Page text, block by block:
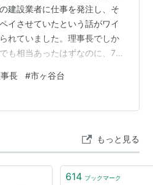
建設業者に仕事を発注し、そ
イさせていたという話がワイ
れていました。理事長でしか
も相当あったはずなのに、78
。清く正しく美しくでなく、
る小生からすると、あきれて
にはそういう晩節を汚す人が
海外から帰ってきたあとの一
。会社の社宅があ…
長 #市ヶ谷台
もっと見る
614 ブックマーク